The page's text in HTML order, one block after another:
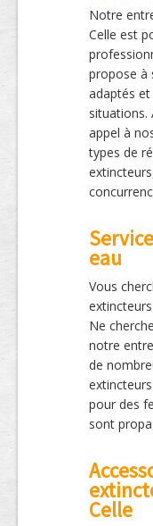
Notre
Celle est
propose à
adaptés et
situations.
appel à
types de
eau
Vous
Ne
notre
de
pour des
sont
Celle